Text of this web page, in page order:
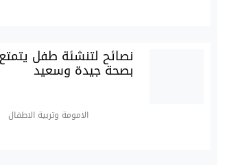
نصائح لتنشئة طفل يتمتع
بصحة جيدة وسعيد
الامومة وتربية الاطفال